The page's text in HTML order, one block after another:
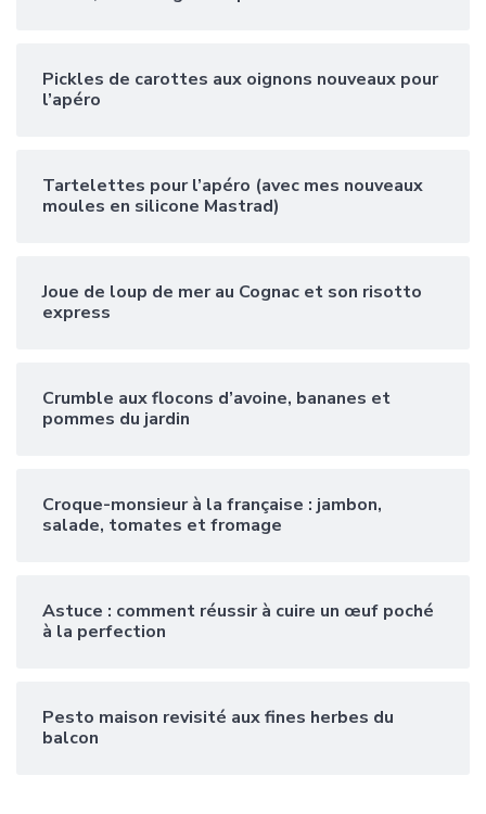
Pickles de carottes aux oignons nouveaux pour
l’apéro
Tartelettes pour l’apéro (avec mes nouveaux
moules en silicone Mastrad)
Joue de loup de mer au Cognac et son risotto
express
Crumble aux flocons d’avoine, bananes et
pommes du jardin
Croque-monsieur à la française : jambon,
salade, tomates et fromage
Astuce : comment réussir à cuire un œuf poché
à la perfection
Pesto maison revisité aux fines herbes du
balcon